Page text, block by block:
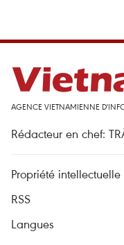
AGENCE VIETNAMIENNE
Rédacteur en chef:
Propriété intellectuelle
RSS
Langues